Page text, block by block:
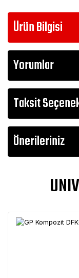
Ürün Bilgisi
Yorumlar
Taksit
Önerileriniz